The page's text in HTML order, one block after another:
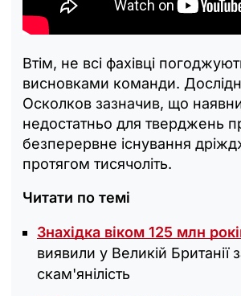
Втім, не всі фахівці
висновками команди.
Осколков зазначив, що
недостатньо для тверджень
безперервне існування
протягом тисячоліть.
Читати по темі
Знахідка віком 125 млн
виявили у Великій Британії
скам'янілість